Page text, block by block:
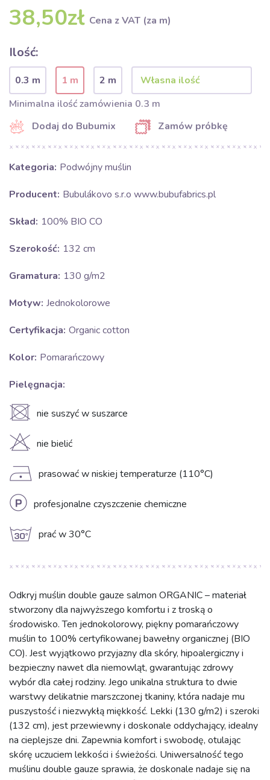
38,50zł Cena z VAT (za m)
Ilość:
0.3 m 1 m
2 m
Minimalna ilość zamówienia 0.3 m
Dodaj do Bubumix
Zamów próbkę
Kategoria: Podwójny muślin
Producent: Bubulákovo s.r.o www.bubufabrics.pl
Skład: 100% BIO CO
Szerokość: 132 cm
Gramatura: 130 g/m2
Motyw: Jednokolorowe
Certyfikacja: Organic cotton
Kolor: Pomarańczowy
Pielęgnacja:
U nie suszyć w suszarce
H nie bielić
D prasować w niskiej temperaturze (110°C)
L profesjonalne czyszczenie chemiczne
g prać w 30°C
Odkryj muślin double gauze salmon ORGANIC – materiał
stworzony dla najwyższego komfortu i z troską o
środowisko. Ten jednokolorowy, piękny pomarańczowy
muślin to 100% certyfikowanej bawełny organicznej (BIO
CO). Jest wyjątkowo przyjazny dla skóry, hipoalergiczny i
bezpieczny nawet dla niemowląt, gwarantując zdrowy
wybór dla całej rodziny. Jego unikalna struktura to dwie
warstwy delikatnie marszczonej tkaniny, która nadaje mu
puszystość i niezwykłą miękkość. Lekki (130 g/m2) i szeroki
(132 cm), jest przewiewny i doskonale oddychający, idealny
na cieplejsze dni. Zapewnia komfort i swobodę, otulając
skórę uczuciem lekkości i świeżości. Uniwersalność tego
muślinu double gauze sprawia, że doskonale nadaje się na